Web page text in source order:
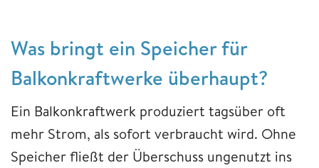
Was bringt ein Speicher für
Balkonkraftwerke überhaupt?
Ein Balkonkraftwerk produziert tagsüber oft
mehr Strom, als sofort verbraucht wird. Ohne
Speicher fließt der Überschuss ungenutzt ins